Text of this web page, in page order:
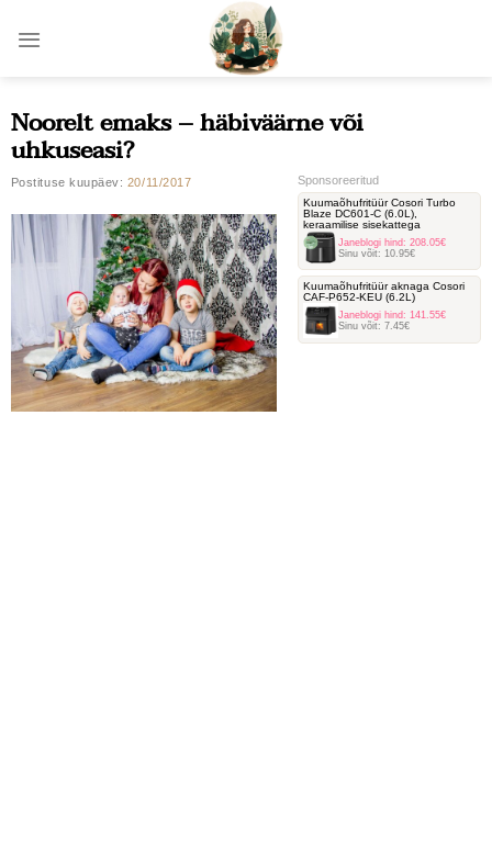
Noorelt emaks – häbiväärne või
uhkuseasi?
Postituse kuupäev: 20/11/2017 Sponsoreeritud
Kuumaõhufritüür Cosori Turbo
Blaze DC601-C ‎(6.0L),
keraamilise sisekattega
Janeblogi hind: 208.05€
Sinu võit: 10.95€
Kuumaõhufritüür aknaga Cosori
‎CAF-P652-KEU (6.2L)
Janeblogi hind: 141.55€
Sinu võit: 7.45€